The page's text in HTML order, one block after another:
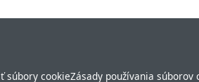
súbory cookieZásady používania súborov